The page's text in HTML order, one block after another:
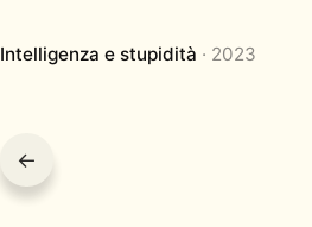
Intelligenza e stupidità 2023
←